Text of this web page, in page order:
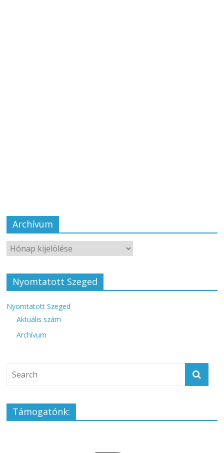
Archívum
Nyomtatott Szeged
Nyomtatott Szeged
Aktuális szám
Archívum
Támogatónk: